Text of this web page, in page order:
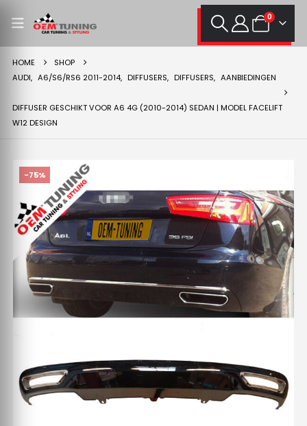
0
HOME
SHOP
AUDI, A6/S6/RS6 2011-2014, DIFFUSERS, DIFFUSERS, AANBIEDINGEN
DIFFUSER GESCHIKT VOOR A6 4G (2010-2014) SEDAN | MODEL FACELIFT
W12 DESIGN
-75%